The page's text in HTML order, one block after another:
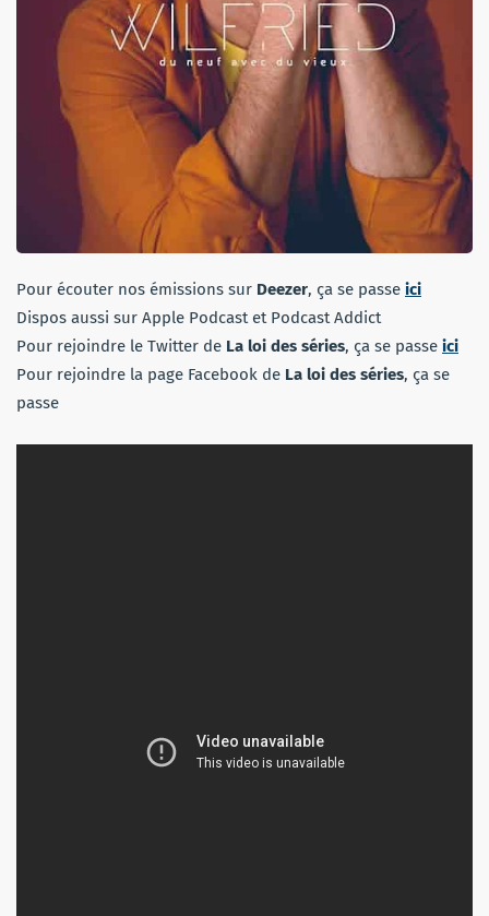
Pour écouter nos émissions sur Deezer, ça se passe ici
Dispos aussi sur Apple Podcast et Podcast Addict
Pour rejoindre le Twitter de La loi des séries, ça se passe ici
Pour rejoindre la page Facebook de La loi des séries, ça se
passe